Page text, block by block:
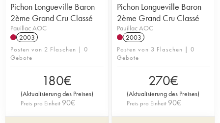
Pichon Longueville Baron
2ème Grand Cru Classé
Pauillac AOC
2003
Posten von 2 Flaschen | 0
Gebote
180€
(Aktualisierung des Preises)
Preis pro Einheit 90€
Pichon Longueville Baron
2ème Grand Cru Classé
Pauillac AOC
2003
Posten von 3 Flaschen | 0
Gebote
270€
(Aktualisierung des Preises)
Preis pro Einheit 90€